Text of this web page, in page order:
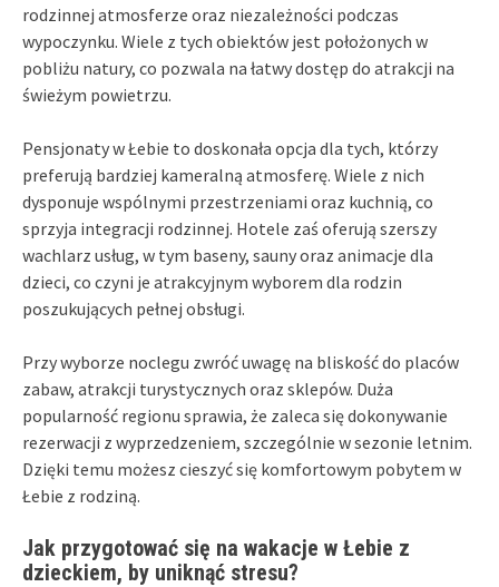
rodzinnej atmosferze oraz niezależności podczas
wypoczynku. Wiele z tych obiektów jest położonych w
pobliżu natury, co pozwala na łatwy dostęp do atrakcji na
świeżym powietrzu.
Pensjonaty w Łebie to doskonała opcja dla tych, którzy
preferują bardziej kameralną atmosferę. Wiele z nich
dysponuje wspólnymi przestrzeniami oraz kuchnią, co
sprzyja integracji rodzinnej. Hotele zaś oferują szerszy
wachlarz usług, w tym baseny, sauny oraz animacje dla
dzieci, co czyni je atrakcyjnym wyborem dla rodzin
poszukujących pełnej obsługi.
Przy wyborze noclegu zwróć uwagę na bliskość do placów
zabaw, atrakcji turystycznych oraz sklepów. Duża
popularność regionu sprawia, że zaleca się dokonywanie
rezerwacji z wyprzedzeniem, szczególnie w sezonie letnim.
Dzięki temu możesz cieszyć się komfortowym pobytem w
Łebie z rodziną.
Jak przygotować się na wakacje w Łebie z
dzieckiem, by uniknąć stresu?